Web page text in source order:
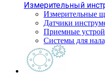
Измерительный
Измерительные
Датчики
Приемные
Системы для